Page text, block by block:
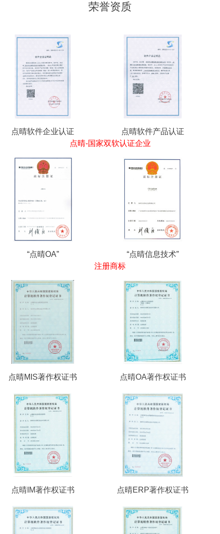
荣誉资质
点晴软件企业认证
点晴软件产品认证
点晴-国家双软认证企业
“点晴OA”
“点晴信息技术”
注册商标
点晴MIS著作权证书 点晴OA著作权证书
点晴IM著作权证书 点晴ERP著作权证书